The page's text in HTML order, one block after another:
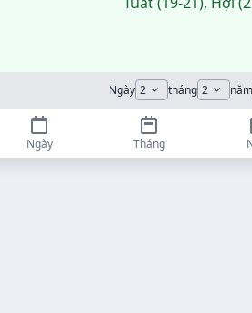
Ngày tháng năm
Ngày Tháng